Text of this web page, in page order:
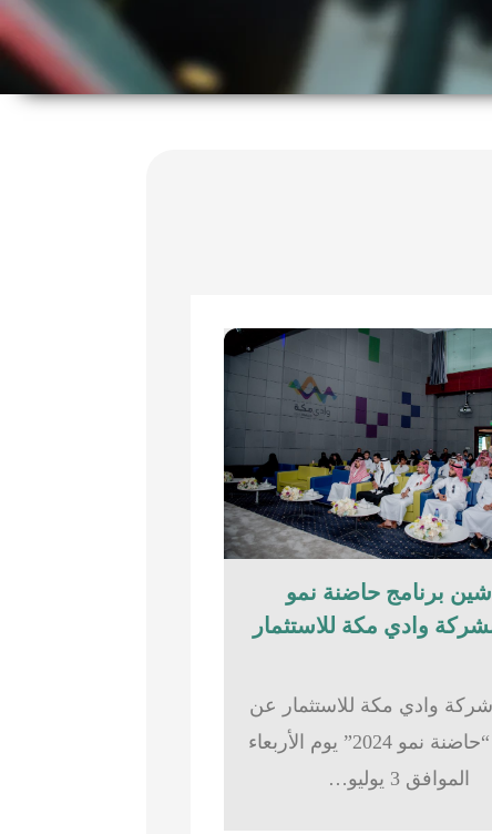
برنامج حاضنة نمو
وادي مكة للاستثمار عن
تدشين “حاضنة نمو 2024” يوم الأربعاء
الموافق 3 يوليو…